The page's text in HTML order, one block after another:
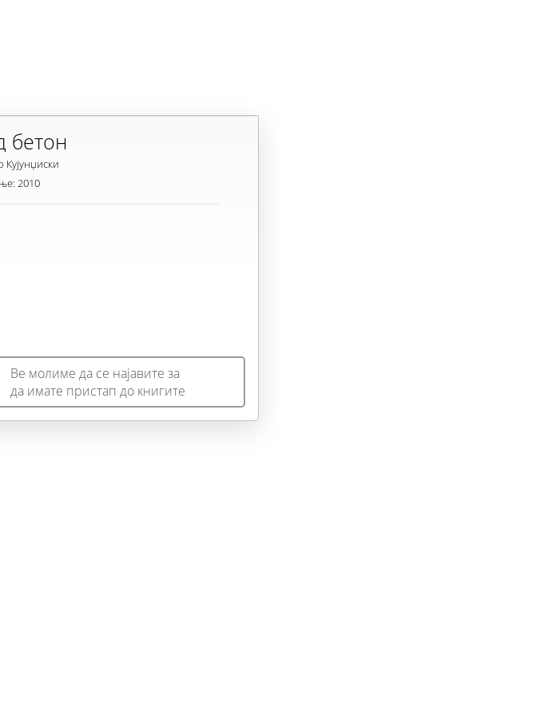
бетон
Кујунџиски
2010
Ве молиме да се најавите за
да имате пристап до книгите